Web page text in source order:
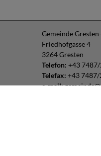
Gemeinde
Friedhofgasse 4
3264 Gresten
Telefon: +43
Telefax: +43
e-mail: